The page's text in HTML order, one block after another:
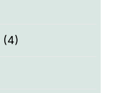
(4)